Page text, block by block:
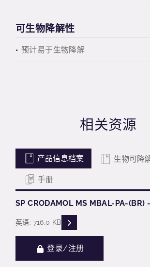
可生物降解性
预计易于生物降解
相关资源
产品信息档案 生物可降
手册
SP CRODAMOL MS MBAL-PA-(BR)
英语: 716.0 KB READ DESCRIPTIONS
登录/注册